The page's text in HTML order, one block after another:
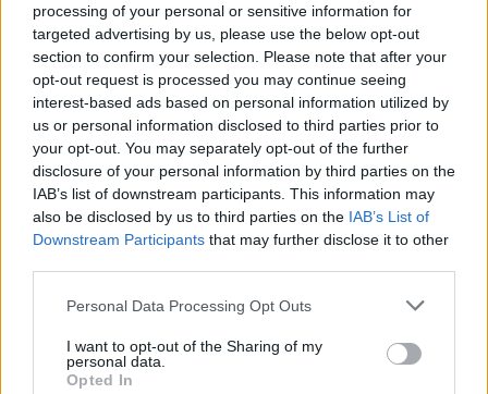
processing of your personal or sensitive information for
targeted advertising by us, please use the below opt-out
section to confirm your selection. Please note that after your
opt-out request is processed you may continue seeing
interest-based ads based on personal information utilized by
us or personal information disclosed to third parties prior to
your opt-out. You may separately opt-out of the further
disclosure of your personal information by third parties on the
IAB’s list of downstream participants. This information may
also be disclosed by us to third parties on the IAB’s List of
Downstream Participants that may further disclose it to other
Personal Data Processing Opt Outs
I want to opt-out of the Sharing of my
personal data.
Opted In
GUIDA TV